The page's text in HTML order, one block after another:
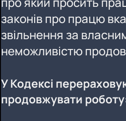
законів про працю
звільнення за
неможливістю
У Кодексі
продовжувати